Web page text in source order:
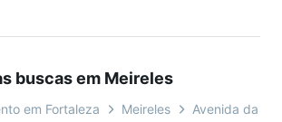
buscas em Meireles
em Fortaleza Meireles Avenida da